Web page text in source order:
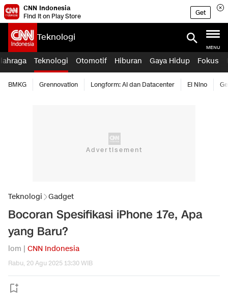
CNN Indonesia
Find it on Play Store
Get
Teknologi
MENU
Teknologi Otomotif Hiburan Gaya Hidup Fokus
BMKG Grennovation Longform: AI dan Datacenter El Nino
Teknologi Gadget
Bocoran Spesifikasi iPhone 17e, Apa
yang Baru?
lom | CNN Indonesia
Rabu, 20 Agu 2025 13:30 WIB